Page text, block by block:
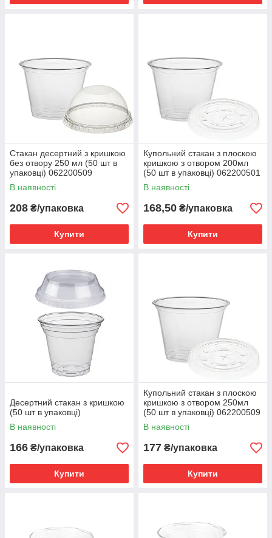
Стакан десертний з кришкою
без отвору 250 мл (50 шт в
упаковці) 062200509
В наявності
208 ₴/упаковка
Купити
Купольний стакан з плоскою
кришкою з отвором 200мл
(50 шт в упаковці) 062200501
В наявності
168,50 ₴/упаковка
Купити
Десертний стакан з кришкою
(50 шт в упаковці)
В наявності
166 ₴/упаковка
Купити
Купольний стакан з плоскою
кришкою з отвором 250мл
(50 шт в упаковці) 062200509
В наявності
177 ₴/упаковка
Купити